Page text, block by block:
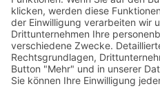
März 2015
Januar 2015